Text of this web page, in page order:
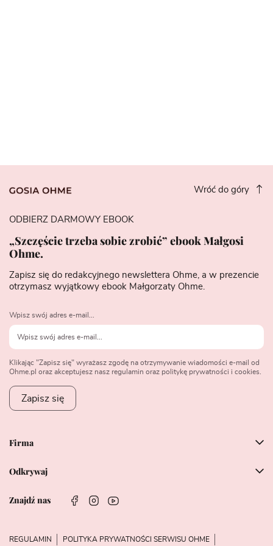
Wróć do góry
Firma
Odkrywaj
Znajdź nas
ODBIERZ DARMOWY EBOOK
„Szczęście trzeba sobie zrobić” ebook Małgosi
Ohme.
Zapisz się do redakcyjnego newslettera Ohme, a w prezencie
otrzymasz wyjątkowy ebook Małgorzaty Ohme.
Wpisz swój adres e-mail...
Klikając "Zapisz się" wyrażasz zgodę na otrzymywanie wiadomości e-mail od
Ohme.pl oraz akceptujesz nasz regulamin oraz politykę prywatności i cookies.
Zapisz się
REGULAMIN POLITYKA PRYWATNOŚCI SERWISU OHME